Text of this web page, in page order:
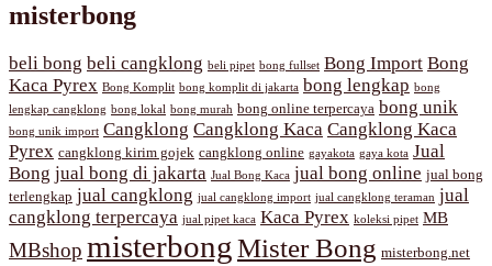
misterbong
beli bong beli cangklong beli pipet bong fullset Bong Import Bong
Kaca Pyrex Bong Komplit bong komplit di jakarta bong lengkap bong
lengkap cangklong bong lokal bong murah bong online terpercaya bong unik
bong unik import Cangklong Cangklong Kaca Cangklong Kaca
Pyrex cangklong kirim gojek cangklong online gayakota gaya kota Jual
Bong jual bong di jakarta Jual Bong Kaca jual bong online jual bong
terlengkap jual cangklong jual cangklong import jual cangklong teraman jual
cangklong terpercaya jual pipet kaca Kaca Pyrex koleksi pipet MB
MBshop misterbongMister Bong misterbong.net